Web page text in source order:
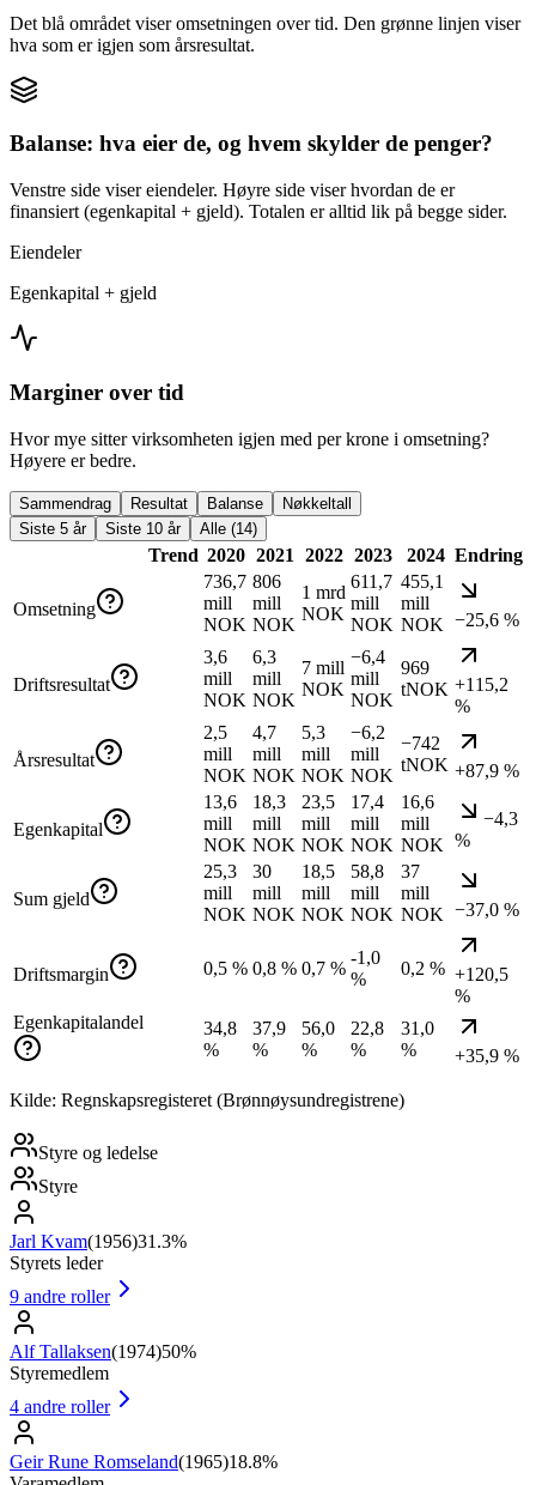
Det blå området viser omsetningen over tid. Den grønne linjen viser
hva som er igjen som årsresultat.
Balanse: hva eier de, og hvem skylder de penger?
Venstre side viser eiendeler. Høyre side viser hvordan de er
finansiert (egenkapital + gjeld). Totalen er alltid lik på begge sider.
Eiendeler
Egenkapital + gjeld
Marginer over tid
Hvor mye sitter virksomheten igjen med per krone i omsetning?
Høyere er bedre.
Sammendrag Resultat Balanse
Nøkkeltall
Siste 5 år
Siste 10 år Alle (14)
Trend 2020 2021 2022 2023 2024 Endring
Omsetning
736,7
mill
NOK
806
mill
NOK
1 mrd
NOK
611,7
mill
NOK
455,1
mill
NOK −25,6 %
Driftsresultat
3,6
mill
NOK
6,3
mill
NOK
7 mill
NOK
−6,4
mill
NOK
969
tNOK +115,2
%
Årsresultat
2,5
mill
NOK
4,7
mill
NOK
5,3
mill
NOK
−6,2
mill
NOK
−742
tNOK +87,9 %
Egenkapital
13,6
mill
NOK
18,3
mill
NOK
23,5
mill
NOK
17,4
mill
NOK
16,6
mill
NOK
−4,3
%
Sum gjeld
25,3
mill
NOK
30
mill
NOK
18,5
mill
NOK
58,8
mill
NOK
37
mill
NOK −37,0 %
Driftsmargin 0,5 % 0,8 % 0,7 %
-1,0
%
0,2 % +120,5
%
Egenkapitalandel
34,8
%
37,9
%
56,0
%
22,8
%
31,0
%
+35,9 %
Kilde: Regnskapsregisteret (Brønnøysundregistrene)
Styre og ledelse
Styre
Jarl Kvam(1956)31.3%
Styrets leder
9 andre roller
Alf Tallaksen(1974)50%
Styremedlem
4 andre roller
Geir Rune Romseland(1965)18.8%